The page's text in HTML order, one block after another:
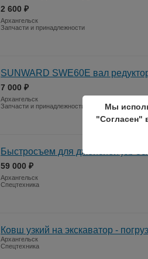
2 600 ₽
Архангельск
Запчасти и принадлежности
SUNWARD SWE60E вал
7 000 ₽
Архангельск
Запчасти и принадлежности
Быстросъем для джейсиби jcb
59 000 ₽
Архангельск
Спецтехника
Ковш узкий на экскаватор -
Архангельск
Спецтехника
Мы
"Согласен"